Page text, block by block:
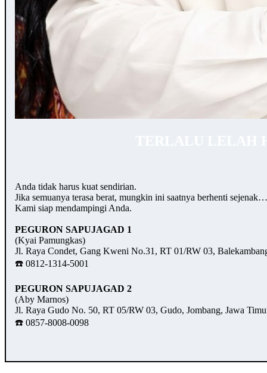
Anda tidak harus kuat sendirian.
Jika semuanya terasa berat, mungkin ini saatnya berhenti
Kami siap mendampingi Anda.
PEGURON SAPUJAGAD 1
(Kyai Pamungkas)
Jl. Raya Condet, Gang Kweni No.31, RT 01/RW 03,
☎️ 0812-1314-5001
PEGURON SAPUJAGAD 2
(Aby Marnos)
Jl. Raya Gudo No. 50, RT 05/RW 03, Gudo, Jombang, Jawa
☎️ 0857-8008-0098